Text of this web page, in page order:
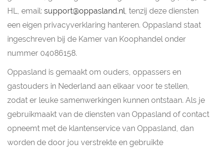
HL, email: support@oppasland.nl, tenzij deze diensten
een eigen privacyverklaring hanteren. Oppasland staat
ingeschreven bij de Kamer van Koophandel onder
nummer 04086158.
Oppasland is gemaakt om ouders, oppassers en
gastouders in Nederland aan elkaar voor te stellen,
zodat er leuke samenwerkingen kunnen ontstaan. Als je
gebruikmaakt van de diensten van Oppasland of contact
opneemt met de klantenservice van Oppasland, dan
worden de door jou verstrekte en gebruikte